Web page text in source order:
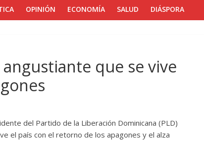
OPINIÓN ECONOMÍA SALUD DIÁSPORA
que se vive
del Partido de la Liberación Dominicana (PLD)
el país con el retorno de los apagones y el alza